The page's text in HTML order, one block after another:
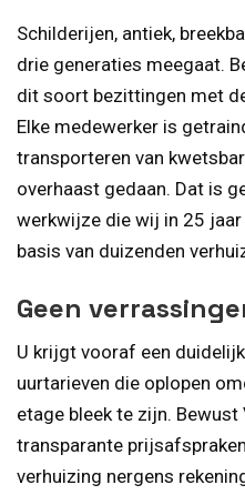
Schilderijen, antiek,
drie generaties meegaat.
dit soort bezittingen met
Elke medewerker is
transporteren van
overhaast gedaan. Dat is
werkwijze die wij in 25
basis van duizenden
Geen
U krijgt vooraf een
uurtarieven die oplopen
etage bleek te zijn.
transparante
verhuizing nergens